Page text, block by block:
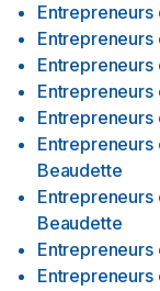
Entrepreneurs
Entrepreneurs
Entrepreneurs
Entrepreneurs
Beaudette
Entrepreneurs
Beaudette
Entrepreneurs
Entrepreneurs